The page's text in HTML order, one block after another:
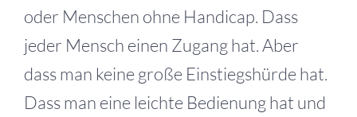
oder Menschen ohne Handicap. Dass
jeder Mensch einen Zugang hat. Aber
dass man keine große Einstiegshürde hat.
Dass man eine leichte Bedienung hat und